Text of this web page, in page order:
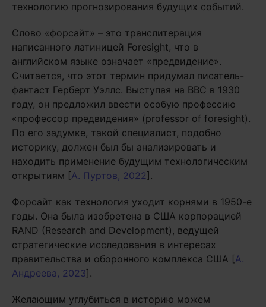
технологию прогнозирования будущих событий.
Слово «форсайт» – это транслитерация
написанного латиницей Foresight, что в
английском языке означает «предвидение».
Считается, что этот термин придумал писатель-
фантаст Герберт Уэллс. Выступая на BBC в 1930
году, он предложил ввести особую профессию
«профессор предвидения» (professor of foresight).
По его задумке, такой специалист, подобно
историку, должен был бы анализировать и
находить применение будущим технологическим
открытиям [А. Пуртов, 2022].
Форсайт как технология уходит корнями в 1950-е
годы. Она была изобретена в США корпорацией
RAND (Research and Development), ведущей
стратегические исследования в интересах
правительства и оборонного комплекса США [А.
Андреева, 2023].
Желающим углубиться в историю можем